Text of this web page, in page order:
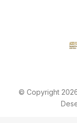
© Copyright